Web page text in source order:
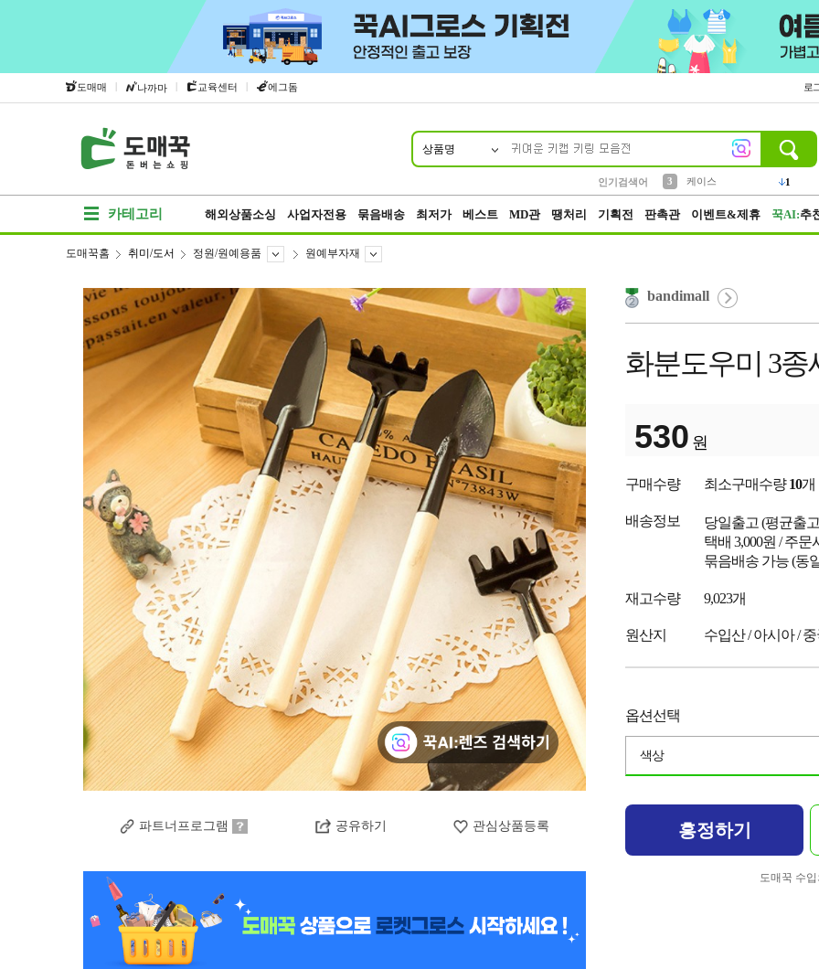
도매매 | 나까마 | 교육센터 | 에그돔 로
상품명
인기검색어
4
파우치
3
카테고리 해외상품소싱 사업자전용 묶음배송 최저가 베스트 MD관 땡처리 기획전 판촉관 이벤트&제휴 꾹AI:추
도매꾹홈 취미/도서 정원/원예용품 원예부자재
파트너프로그램 공유하기 관심상품등록
bandimall
화분도우미 3
530 원
구매수량 최소구매수량10개
배송정보 당일출고 (평균출
택배 3,000원 / 주문
묶음배송 가능 (동
재고수량 9,023개
원산지 수입산 / 아시아 /
옵션선택
색상
흥정하기
도매꾹 수